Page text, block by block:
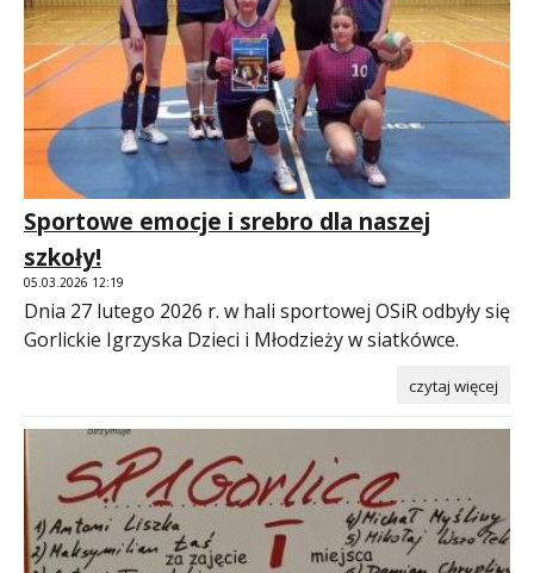
Sportowe emocje i srebro dla naszej
szkoły!
05.03.2026 12:19
Dnia 27 lutego 2026 r. w hali sportowej OSiR odbyły się
Gorlickie Igrzyska Dzieci i Młodzieży w siatkówce.
czytaj więcej